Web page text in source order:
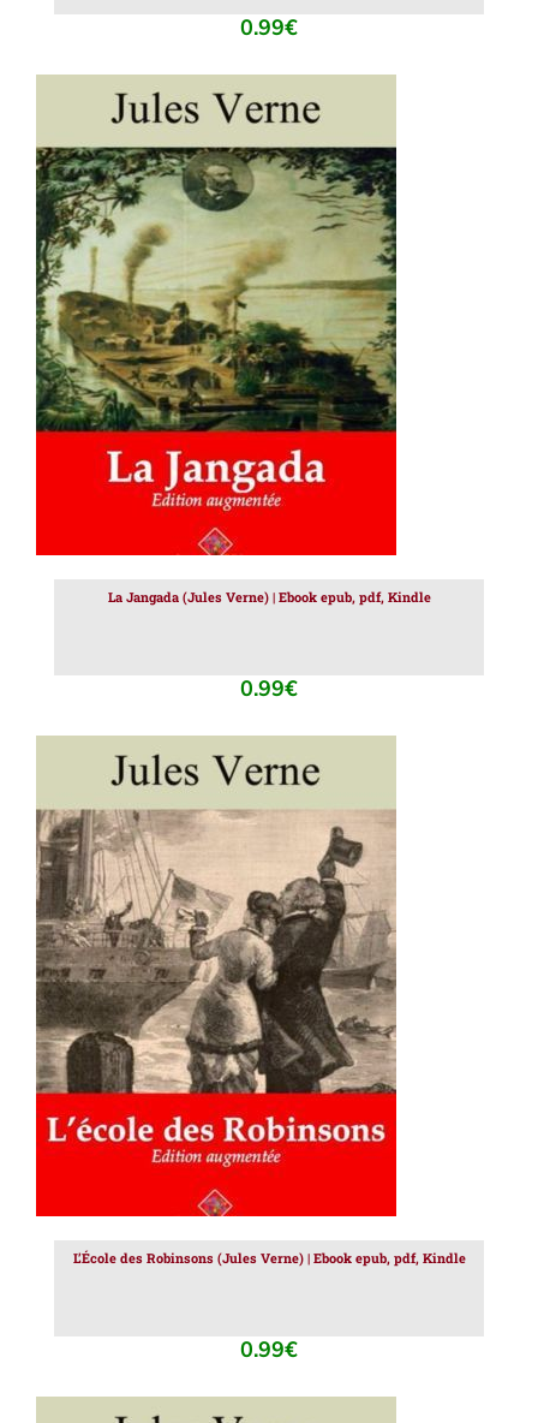
0.99€
AJOUTER AU PANIER / DÉTAILS
La Jangada (Jules Verne) | Ebook epub, pdf, Kindle
0.99€
AJOUTER AU PANIER / DÉTAILS
L’École des Robinsons (Jules Verne) | Ebook epub, pdf, Kindle
0.99€